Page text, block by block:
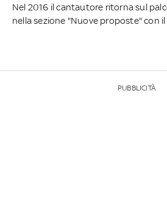
Nel 2016 il cantautore ritorna sul
nella sezione "Nuove proposte" con
PUBBLICITÀ